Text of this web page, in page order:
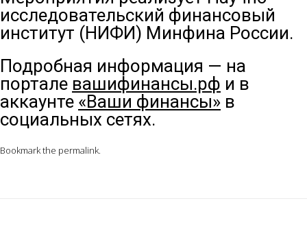
исследовательский финансовый
институт (НИФИ) Минфина России.
Подробная информация — на
портале вашифинансы.рф и в
аккаунте «Ваши финансы» в
социальных сетях.
Bookmark the permalink.